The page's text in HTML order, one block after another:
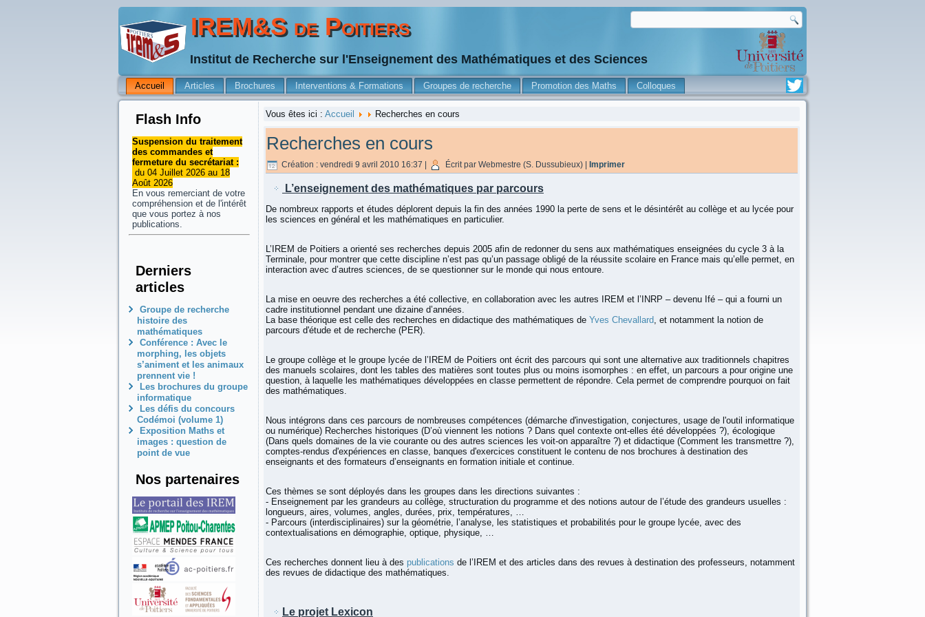
IREM&S de Poitiers
Institut de Recherche sur l'Enseignement des Mathématiques et des Sciences
Accueil Articles Brochures Interventions & Formations Groupes de recherche Promotion des Maths Colloques
Flash Info
Suspension du traitement
des commandes et
fermeture du secrétariat :
du 04 Juillet 2026 au 18
Août 2026
En vous remerciant de votre
compréhension et de l'intérêt
que vous portez à nos
publications.
Derniers
articles
Groupe de recherche
histoire des
mathématiques
Conférence : Avec le
morphing, les objets
s’animent et les animaux
prennent vie !
Les brochures du groupe
informatique
Les défis du concours
Codémoi (volume 1)
Exposition Maths et
images : question de
point de vue
Nos partenaires
Vous êtes ici : Accueil Recherches en cours
Recherches en cours
Création : vendredi 9 avril 2010 16:37 Écrit par Webmestre (S. Dussubieux) Imprimer
L’enseignement des mathématiques par parcours
De nombreux rapports et études déplorent depuis la fin des années 1990 la perte de sens et le désintérêt au collège et au lycée pour
les sciences en général et les mathématiques en particulier.
L’IREM de Poitiers a orienté ses recherches depuis 2005 afin de redonner du sens aux mathématiques enseignées du cycle 3 à la
Terminale, pour montrer que cette discipline n’est pas qu’un passage obligé de la réussite scolaire en France mais qu’elle permet, en
interaction avec d’autres sciences, de se questionner sur le monde qui nous entoure.
La mise en oeuvre des recherches a été collective, en collaboration avec les autres IREM et l’INRP – devenu Ifé – qui a fourni un
cadre institutionnel pendant une dizaine d’années.
La base théorique est celle des recherches en didactique des mathématiques de Yves Chevallard, et notamment la notion de
parcours d'étude et de recherche (PER).
Le groupe collège et le groupe lycée de l’IREM de Poitiers ont écrit des parcours qui sont une alternative aux traditionnels chapitres
des manuels scolaires, dont les tables des matières sont toutes plus ou moins isomorphes : en effet, un parcours a pour origine une
question, à laquelle les mathématiques développées en classe permettent de répondre. Cela permet de comprendre pourquoi on fait
des mathématiques.
Nous intégrons dans ces parcours de nombreuses compétences (démarche d'investigation, conjectures, usage de l'outil informatique
ou numérique) Recherches historiques (D’où viennent les notions ? Dans quel contexte ont-elles été développées ?), écologique
(Dans quels domaines de la vie courante ou des autres sciences les voit-on apparaître ?) et didactique (Comment les transmettre ?),
comptes-rendus d'expériences en classe, banques d'exercices constituent le contenu de nos brochures à destination des
enseignants et des formateurs d’enseignants en formation initiale et continue.
Ces thèmes se sont déployés dans les groupes dans les directions suivantes :
- Enseignement par les grandeurs au collège, structuration du programme et des notions autour de l’étude des grandeurs usuelles :
longueurs, aires, volumes, angles, durées, prix, températures, …
- Parcours (interdisciplinaires) sur la géométrie, l’analyse, les statistiques et probabilités pour le groupe lycée, avec des
contextualisations en démographie, optique, physique, …
Ces recherches donnent lieu à des publications de l’IREM et des articles dans des revues à destination des professeurs, notamment
des revues de didactique des mathématiques.
Le projet Lexicon